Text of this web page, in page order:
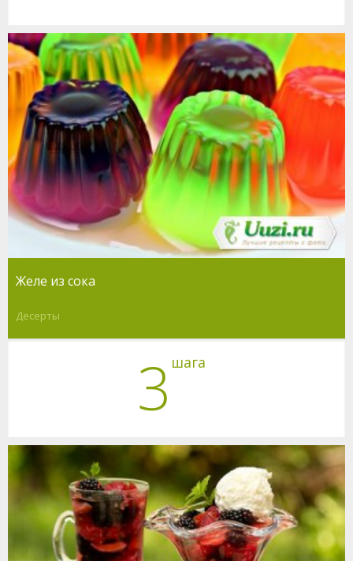
Желе из сока
Десерты
3 шага